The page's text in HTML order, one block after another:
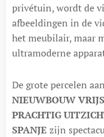
privétuin, wordt de
afbeeldingen in de
het meubilair, maar
ultramoderne
De grote percelen
NIEUWBOUW
PRACHTIG
SPANJE zijn